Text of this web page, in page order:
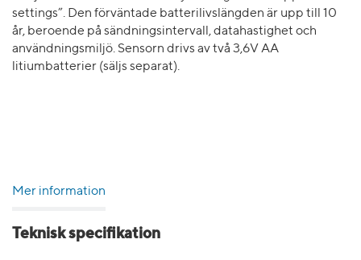
settings”. Den förväntade batterilivslängden är upp till 10
år, beroende på sändningsintervall, datahastighet och
användningsmiljö. Sensorn drivs av två 3,6V AA
litiumbatterier (säljs separat).
Mer information
Teknisk specifikation